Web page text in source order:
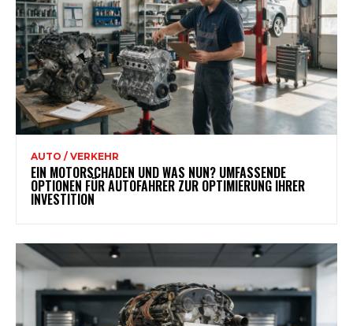
AUTO / VERKEHR
EIN MOTORSCHADEN UND WAS NUN? UMFASSENDE
OPTIONEN FÜR AUTOFAHRER ZUR OPTIMIERUNG IHRER
INVESTITION